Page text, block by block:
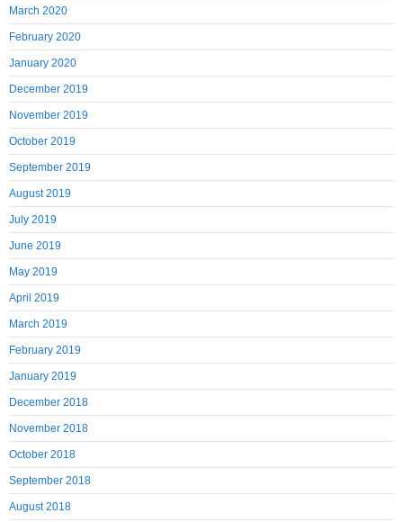
March 2020
February 2020
January 2020
December 2019
November 2019
October 2019
September 2019
August 2019
July 2019
June 2019
May 2019
April 2019
March 2019
February 2019
January 2019
December 2018
November 2018
October 2018
September 2018
August 2018